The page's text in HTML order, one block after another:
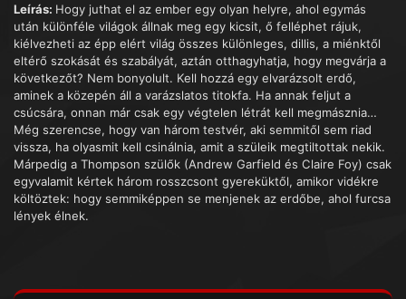
Leírás: Hogy juthat el az ember egy olyan helyre, ahol egymás
után különféle világok állnak meg egy kicsit, ő felléphet rájuk,
kiélvezheti az épp elért világ összes különleges, dillis, a miénktől
eltérő szokását és szabályát, aztán otthagyhatja, hogy megvárja a
következőt? Nem bonyolult. Kell hozzá egy elvarázsolt erdő,
aminek a közepén áll a varázslatos titokfa. Ha annak feljut a
csúcsára, onnan már csak egy végtelen létrát kell megmásznia…
Még szerencse, hogy van három testvér, aki semmitől sem riad
vissza, ha olyasmit kell csinálnia, amit a szüleik megtiltottak nekik.
Márpedig a Thompson szülők (Andrew Garfield és Claire Foy) csak
egyvalamit kértek három rosszcsont gyereküktől, amikor vidékre
költöztek: hogy semmiképpen se menjenek az erdőbe, ahol furcsa
lények élnek.